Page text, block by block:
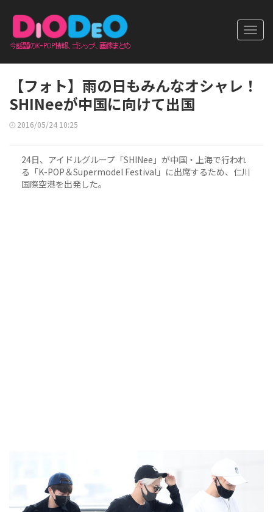
【フォト】雨の日もみんなオシャレ！
SHINeeが中国に向けて出国
2016/05/24 10:25
24日、アイドルグループ「SHINee」が中国・上海で行われ
る「K-POP＆Supermodel Festival」に出席するため、仁川
国際空港を出発した。